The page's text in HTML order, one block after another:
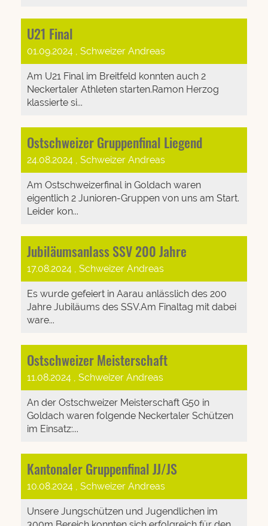
U21 Final
01.09.2024 , Schweizer Andreas
Am U21 Final im Breitfeld konnten auch 2
Neckertaler Athleten starten.Ramon Herzog
klassierte si...
Ostschweizer Gruppenfinal Liegend
24.08.2024 , Schweizer Andreas
Am Ostschweizerfinal in Goldach waren
eigentlich 2 Junioren-Gruppen von uns am Start.
Leider kon...
Jubiläumsanlass SSV 200 Jahre
17.08.2024 , Schweizer Andreas
Es wurde gefeiert in Aarau anlässlich des 200
Jahre Jubiläums des SSV.Am Finaltag mit dabei
ware...
Ostschweizer Meisterschaft
11.08.2024 , Schweizer Andreas
An der Ostschweizer Meisterschaft G50 in
Goldach waren folgende Neckertaler Schützen
im Einsatz:...
Kantonaler Gruppenfinal JJ/JS
10.08.2024 , Schweizer Andreas
Unsere Jungschützen und Jugendlichen im